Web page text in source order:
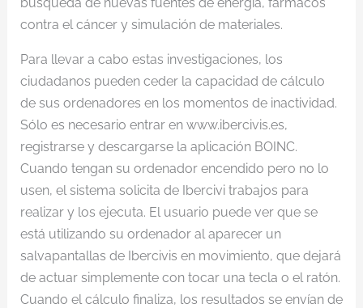
contra el cáncer y simulación de materiales.
Para llevar a cabo estas investigaciones, los
ciudadanos pueden ceder la capacidad de cálculo
de sus ordenadores en los momentos de inactividad.
Sólo es necesario entrar en www.ibercivis.es,
registrarse y descargarse la aplicación BOINC.
Cuando tengan su ordenador encendido pero no lo
usen, el sistema solicita de Ibercivi trabajos para
realizar y los ejecuta. El usuario puede ver que se
está utilizando su ordenador al aparecer un
salvapantallas de Ibercivis en movimiento, que dejará
de actuar simplemente con tocar una tecla o el ratón.
Cuando el cálculo finaliza, los resultados se envían de